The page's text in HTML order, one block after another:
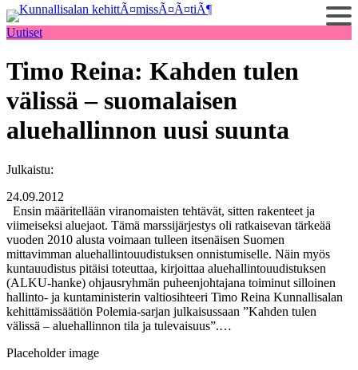
Siirry
sisältöön
Uutiset
Timo Reina: Kahden tulen
välissä – suomalaisen
aluehallinnon uusi suunta
Julkaistu:
24.09.2012
Ensin määritellään viranomaisten tehtävät, sitten rakenteet ja
viimeiseksi aluejaot. Tämä marssijärjestys oli ratkaisevan tärkeää
vuoden 2010 alusta voimaan tulleen itsenäisen Suomen
mittavimman aluehallintouudistuksen onnistumiselle. Näin myös
kuntauudistus pitäisi toteuttaa, kirjoittaa aluehallintouudistuksen
(ALKU-hanke) ohjausryhmän puheenjohtajana toiminut silloinen
hallinto- ja kuntaministerin valtiosihteeri Timo Reina Kunnallisalan
kehittämissäätiön Polemia-sarjan julkaisussaan ”Kahden tulen
välissä – aluehallinnon tila ja tulevaisuus”.…